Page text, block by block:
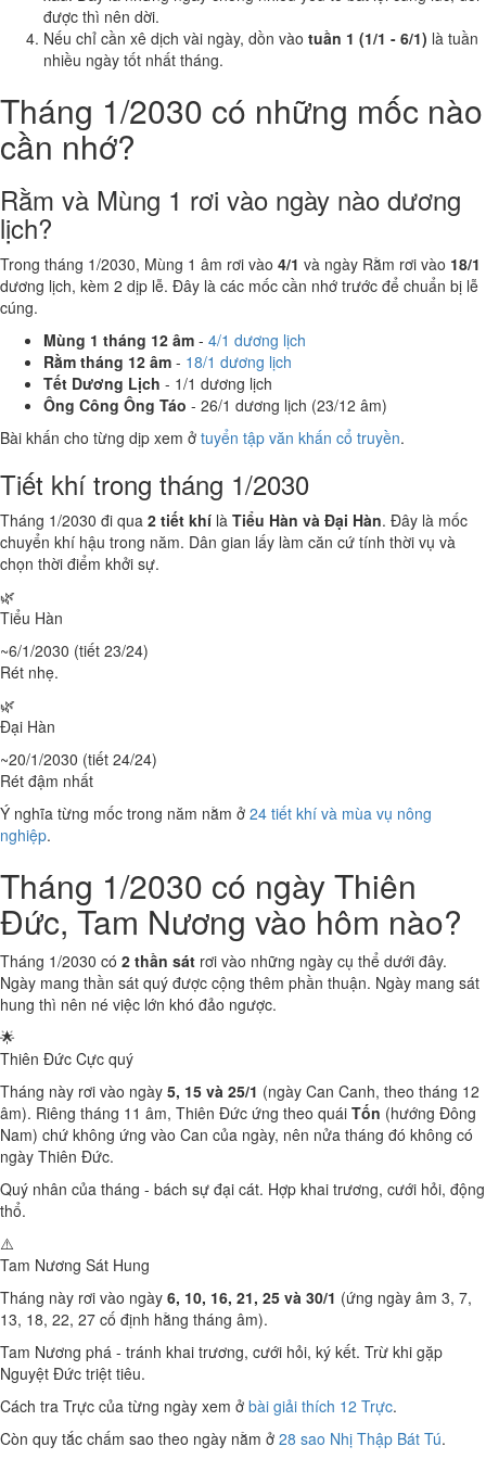
được thì nên dời.
Nếu chỉ cần xê dịch vài ngày, dồn vào tuần 1 (1/1 - 6/1) là tuần
nhiều ngày tốt nhất tháng.
Tháng 1/2030 có những mốc nào
cần nhớ?
Rằm và Mùng 1 rơi vào ngày nào dương
lịch?
Trong tháng 1/2030, Mùng 1 âm rơi vào 4/1 và ngày Rằm rơi vào 18/1
dương lịch, kèm 2 dịp lễ. Đây là các mốc cần nhớ trước để chuẩn bị lễ
cúng.
Mùng 1 tháng 12 âm - 4/1 dương lịch
Rằm tháng 12 âm - 18/1 dương lịch
Tết Dương Lịch - 1/1 dương lịch
Ông Công Ông Táo - 26/1 dương lịch (23/12 âm)
Bài khấn cho từng dịp xem ở tuyển tập văn khấn cổ truyền.
Tiết khí trong tháng 1/2030
Tháng 1/2030 đi qua 2 tiết khí là Tiểu Hàn và Đại Hàn. Đây là mốc
chuyển khí hậu trong năm. Dân gian lấy làm căn cứ tính thời vụ và
chọn thời điểm khởi sự.
🌿
Tiểu Hàn
~6/1/2030 (tiết 23/24)
Rét nhẹ.
🌿
Đại Hàn
~20/1/2030 (tiết 24/24)
Rét đậm nhất
Ý nghĩa từng mốc trong năm nằm ở 24 tiết khí và mùa vụ nông
nghiệp.
Tháng 1/2030 có ngày Thiên
Đức, Tam Nương vào hôm nào?
Tháng 1/2030 có 2 thần sát rơi vào những ngày cụ thể dưới đây.
Ngày mang thần sát quý được cộng thêm phần thuận. Ngày mang sát
hung thì nên né việc lớn khó đảo ngược.
🌟
Thiên Đức Cực quý
Tháng này rơi vào ngày 5, 15 và 25/1 (ngày Can Canh, theo tháng 12
âm). Riêng tháng 11 âm, Thiên Đức ứng theo quái Tốn (hướng Đông
Nam) chứ không ứng vào Can của ngày, nên nửa tháng đó không có
ngày Thiên Đức.
Quý nhân của tháng - bách sự đại cát. Hợp khai trương, cưới hỏi, động
thổ.
⚠️
Tam Nương Sát Hung
Tháng này rơi vào ngày 6, 10, 16, 21, 25 và 30/1 (ứng ngày âm 3, 7,
13, 18, 22, 27 cố định hằng tháng âm).
Tam Nương phá - tránh khai trương, cưới hỏi, ký kết. Trừ khi gặp
Nguyệt Đức triệt tiêu.
Cách tra Trực của từng ngày xem ở bài giải thích 12 Trực.
Còn quy tắc chấm sao theo ngày nằm ở 28 sao Nhị Thập Bát Tú.